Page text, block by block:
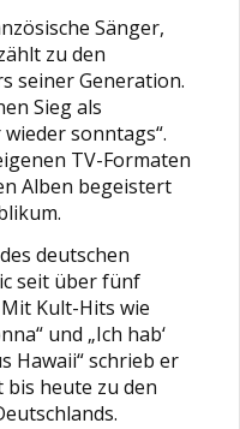
Sänger,
zu den
seiner Generation.
Sieg als
sonntags“.
TV-Formaten
Alben begeistert
deutschen
seit über fünf
Kult-Hits wie
und „Ich hab‘
Hawaii“ schrieb er
heute zu den